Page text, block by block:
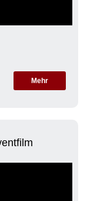
Mehr